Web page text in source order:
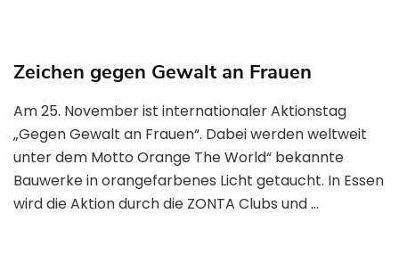
Zeichen gegen Gewalt an Frauen
Am 25. November ist internationaler Aktionstag
„Gegen Gewalt an Frauen“. Dabei werden weltweit
unter dem Motto Orange The World“ bekannte
Bauwerke in orangefarbenes Licht getaucht. In Essen
wird die Aktion durch die ZONTA Clubs und …